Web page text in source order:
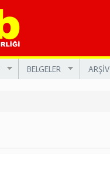
BELGELER ARŞİV